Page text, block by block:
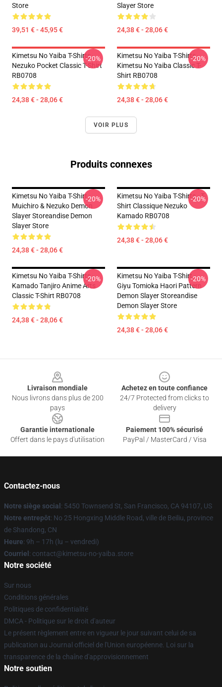
Store
39,51 € - 45,95 €
Slayer Store
24,38 € - 28,06 €
Kimetsu No Yaiba T-Shirts -
Nezuko Pocket Classic T-Shirt
RB0708
24,38 € - 28,06 €
-20%
Kimetsu No Yaiba T-Shirts -
Kimetsu No Yaiba Classic T-
Shirt RB0708
24,38 € - 28,06 €
-20%
VOIR PLUS
Produits connexes
Kimetsu No Yaiba T-Shirt -
Muichiro & Nezuko Demon
Slayer Storeandise Demon
Slayer Store
24,38 € - 28,06 €
-20%
Kimetsu No Yaiba T-Shirts - T-
Shirt Classique Nezuko
Kamado RB0708
24,38 € - 28,06 €
-20%
Kimetsu No Yaiba T-Shirts -
Kamado Tanjiro Anime Arts
Classic T-Shirt RB0708
24,38 € - 28,06 €
-20%
Kimetsu No Yaiba T-Shirt -
Giyu Tomioka Haori Pattern
Demon Slayer Storeandise
Demon Slayer Store
24,38 € - 28,06 €
-20%
Livraison mondiale
Nous livrons dans plus de 200
pays
Achetez en toute confiance
24/7 Protected from clicks to
delivery
Garantie internationale
Offert dans le pays d'utilisation
Paiement 100% sécurisé
PayPal / MasterCard / Visa
Contactez-nous
Notre siège social : 5450 Townsend St, San Francisco, CA 94107, US
Notre entrepôt: No 25 Hongxing Middle Road, ville de Beiliu, province
de Shandong, CN
Heure: 9h – 17h (lu – vendredi)
Courriel : contact@kimetsu-no-yaiba.store
Notre société
Sur nous
Conditions générales
Politiques de confidentialité
DMCA - Politique sur le droit d'auteur
Le présent règlement entre en vigueur le jour suivant celui de sa
publication au Journal officiel de l'Union européenne. Loi sur la
transparence de la chaîne d'approvisionnement
Notre soutien